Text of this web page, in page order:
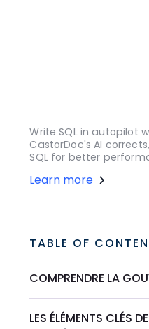
Write SQL in autopilot
CastorDoc's AI
SQL for better
Learn more
TABLE OF
COMPRENDRE LA
LES ÉLÉMENTS CLÉS